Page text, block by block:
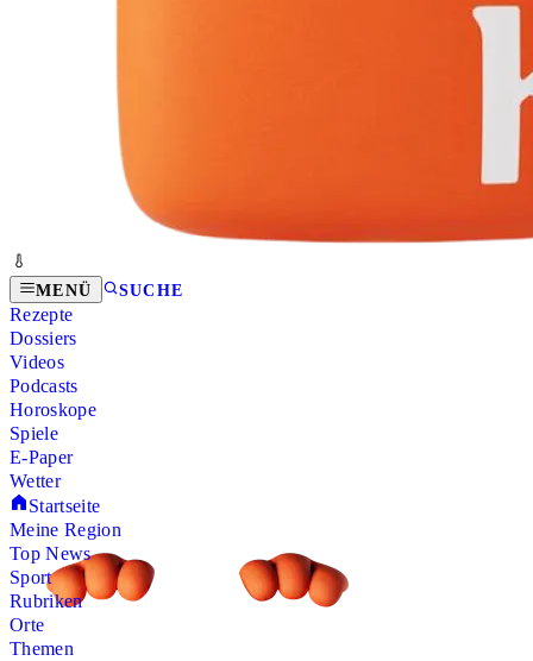
MENÜ SUCHE
Rezepte
Dossiers
Videos
Podcasts
Horoskope
Spiele
E-Paper
Wetter
Startseite
Meine Region
Top News
Sport
Rubriken
Orte
Themen